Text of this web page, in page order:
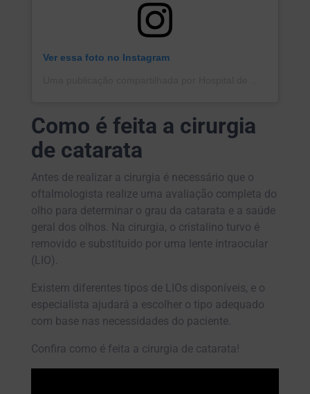
Ver essa foto no Instagram
Como é feita a cirurgia
de catarata
Antes de realizar a cirurgia é necessário que o
oftalmologista realize uma avaliação completa do
olho para determinar o grau da catarata e a saúde
geral dos olhos. Na cirurgia, o cristalino turvo é
removido e substituído por uma lente intraocular
(LIO).
Existem diferentes tipos de LIOs disponíveis, e o
especialista ajudará a escolher o tipo adequado
com base nas necessidades do paciente.
Confira como é feita a cirurgia de catarata!